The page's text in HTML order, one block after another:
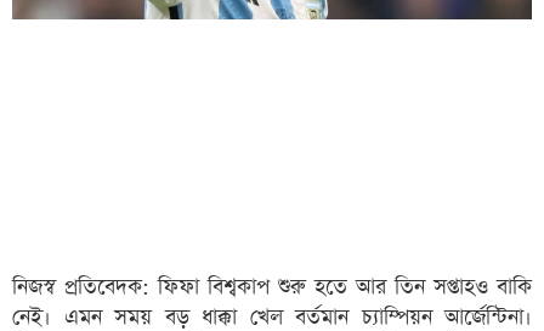
নিজস্ব প্রতিবেদক: ফিফা বিশ্বকাপ শুরু হতে আর তিন সপ্তাহও বাকি
নেই। এমন সময় বড় ধাক্কা খেল বর্তমান চ্যাম্পিয়ন আর্জেন্টিনা।